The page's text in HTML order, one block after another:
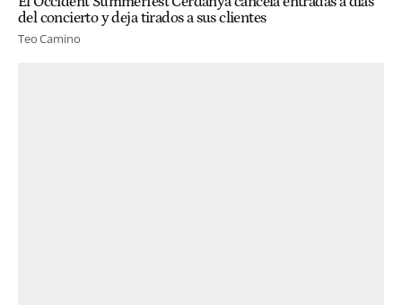
del concierto y deja tirados a sus clientes
Teo Camino